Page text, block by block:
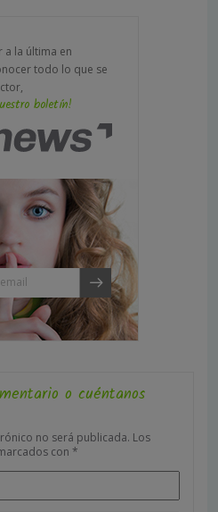
a la última en
todo lo que se
boletín!
o cuéntanos
no será publicada. Los
con *